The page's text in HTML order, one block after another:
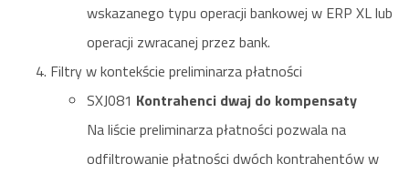
wskazanego typu operacji bankowej w ERP XL lub
operacji zwracanej przez bank.
Filtry w kontekście preliminarza płatności
SXJ081 Kontrahenci dwaj do kompensaty
Na liście preliminarza płatności pozwala na
odfiltrowanie płatności dwóch kontrahentów w